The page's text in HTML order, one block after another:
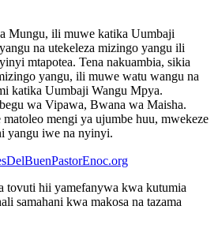
Mungu, ili muwe katika Uumbaji
na utekeleza mizingo yangu ili
mtapotea. Tena nakuambia, sikia
yangu, ili muwe watu wangu na
katika Uumbaji Wangu Mpya.
wa Vipawa, Bwana wa Maisha.
mengi ya ujumbe huu, mwekeze
yangu iwe na nyinyi.
tovuti hii yamefanywa kwa kutumia
samahani kwa makosa na tazama